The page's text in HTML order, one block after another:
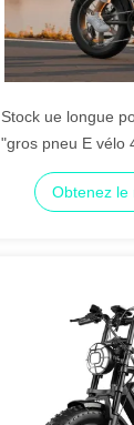
Stock ue longue
"gros pneu E vélo
électrique 250W
Obtenez le